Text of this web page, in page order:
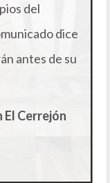
del
dice
antes de su
Cerrejón